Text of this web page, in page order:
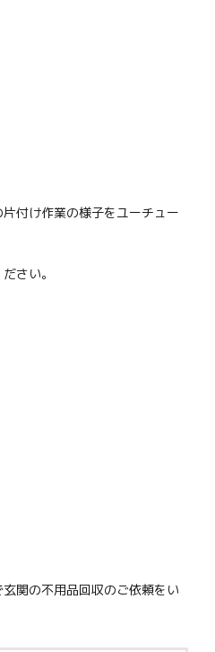
付け作業の様子をユーチュー
さい。
関の不用品回収のご依頼をい